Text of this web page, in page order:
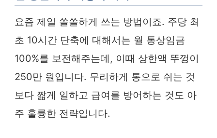
요즘 제일 쏠쏠하게 쓰는 방법이죠. 주당 최
초 10시간 단축에 대해서는 월 통상임금
100%를 보전해주는데, 이때 상한액 뚜껑이
250만 원입니다. 무리하게 통으로 쉬는 것
보다 짧게 일하고 급여를 방어하는 것도 아
주 훌륭한 전략입니다.